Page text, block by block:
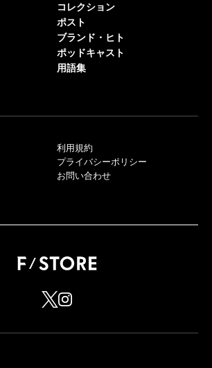
コレクション
ポスト
ブランド・ヒト
ポッドキャスト
用語集
利用規約
プライバシーポリシー
お問い合わせ